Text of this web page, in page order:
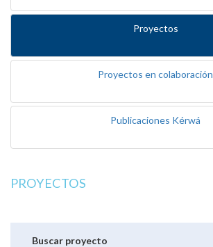
Proyectos
Proyectos en colaboración
Publicaciones Kérwá
PROYECTOS
Buscar proyecto